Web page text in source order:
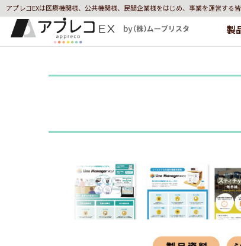
アプレコEXは医療機関様、公共機関様、民間企業様をはじめ、事業を運営する
製